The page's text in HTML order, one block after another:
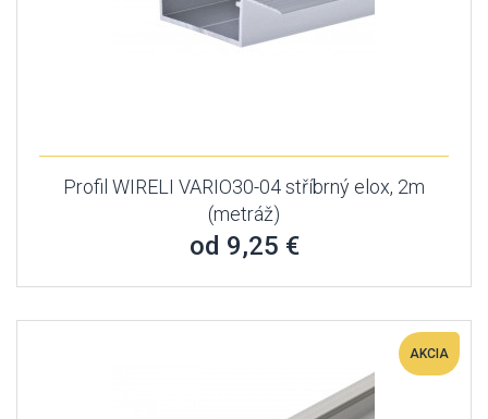
Profil WIRELI VARIO30-04 stříbrný elox, 2m
(metráž)
od 9,25 €
AKCIA